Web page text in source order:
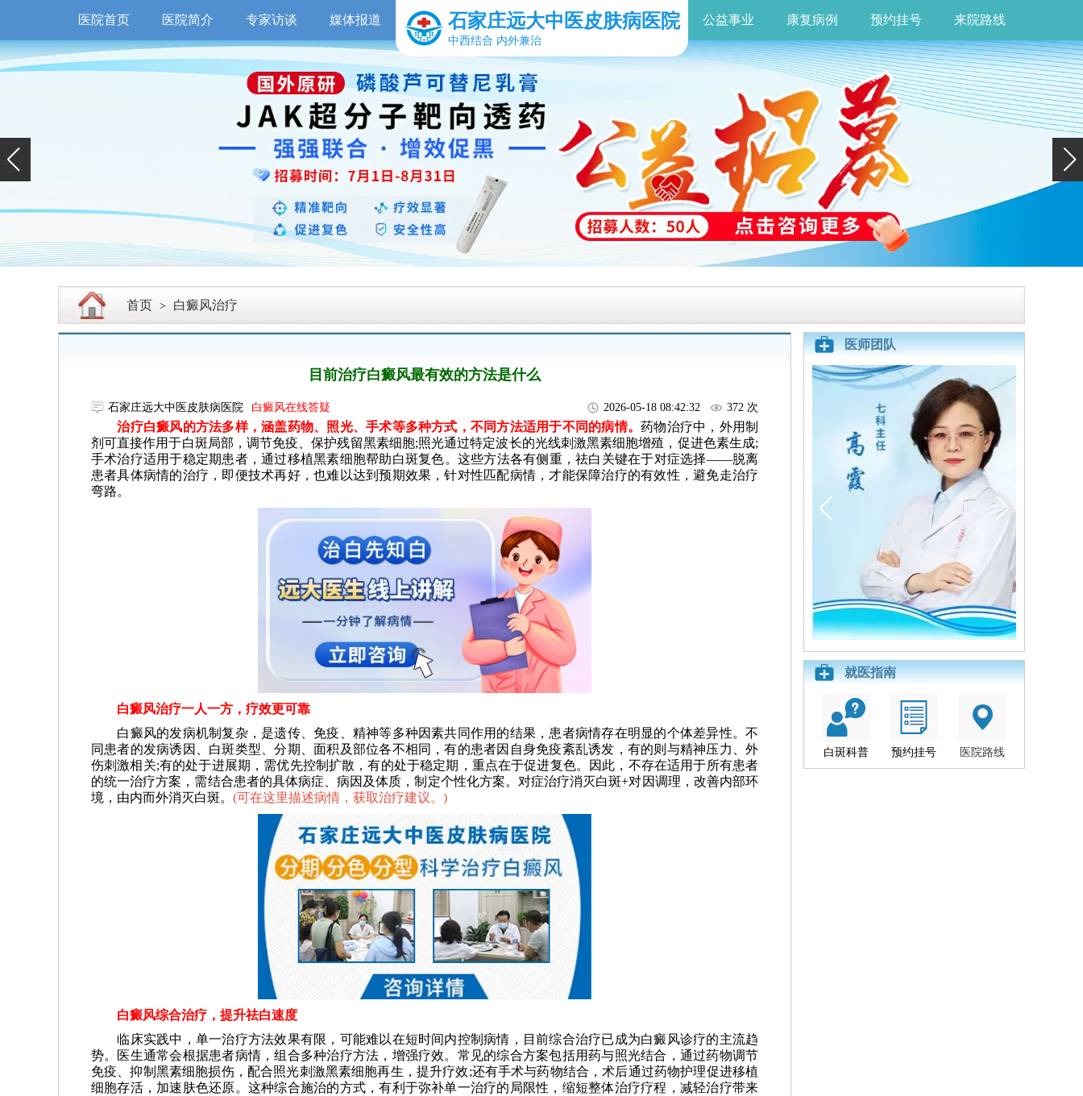
医院首页 医院简介 专家访谈 媒体报道 石家庄远大中医皮肤病医院
中西结合 内外兼治
公益事业 康复病例 预约挂号 来院路线
首页 > 白癜风治疗
目前治疗白癜风最有效的方法是什么
石家庄远大中医皮肤病医院 白癜风在线答疑 2026-05-18 08:42:32 372 次
治疗白癜风的方法多样，涵盖药物、照光、手术等多种方式，不同方法适用于不同的病情。药物治疗中，外用制
剂可直接作用于白斑局部，调节免疫、保护残留黑素细胞;照光通过特定波长的光线刺激黑素细胞增殖，促进色素生成;
手术治疗适用于稳定期患者，通过移植黑素细胞帮助白斑复色。这些方法各有侧重，祛白关键在于对症选择——脱离
患者具体病情的治疗，即便技术再好，也难以达到预期效果，针对性匹配病情，才能保障治疗的有效性，避免走治疗
弯路。
白癜风治疗一人一方，疗效更可靠
白癜风的发病机制复杂，是遗传、免疫、精神等多种因素共同作用的结果，患者病情存在明显的个体差异性。不
同患者的发病诱因、白斑类型、分期、面积及部位各不相同，有的患者因自身免疫紊乱诱发，有的则与精神压力、外
伤刺激相关;有的处于进展期，需优先控制扩散，有的处于稳定期，重点在于促进复色。因此，不存在适用于所有患者
的统一治疗方案，需结合患者的具体病症、病因及体质，制定个性化方案。对症治疗消灭白斑+对因调理，改善内部环
境，由内而外消灭白斑。 (可在这里描述病情，获取治疗建议。 )
白癜风综合治疗，提升祛白速度
临床实践中，单一治疗方法效果有限，可能难以在短时间内控制病情，目前综合治疗已成为白癜风诊疗的主流趋
势。医生通常会根据患者病情，组合多种治疗方法，增强疗效。常见的综合方案包括用药与照光结合，通过药物调节
免疫、抑制黑素细胞损伤，配合照光刺激黑素细胞再生，提升疗效;还有手术与药物结合，术后通过药物护理促进移植
细胞存活，加速肤色还原。这种综合施治的方式，有利于弥补单一治疗的局限性，缩短整体治疗疗程，减轻治疗带来
医师团队
就医指南
白斑科普 预约挂号 医院路线